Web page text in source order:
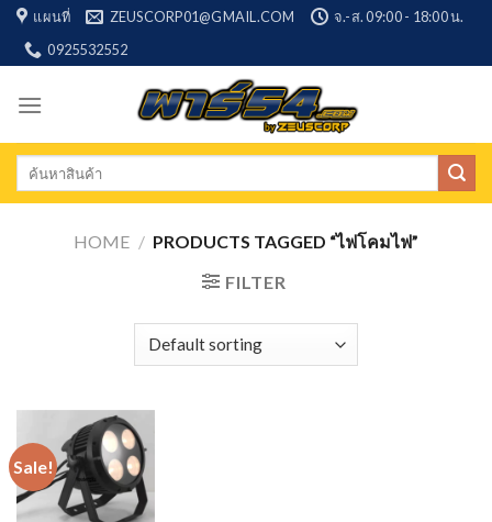
Skip
content
แผนที่ ZEUSCORP01@GMAIL.COM
จ.-ส. 09:00 - 18:00 น.
0925532552
Search
HOME / PRODUCTS TAGGED “ไฟโคมไฟ”
FILTER
Sale!